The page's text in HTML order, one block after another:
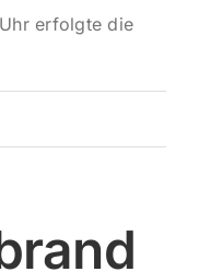
erfolgte die